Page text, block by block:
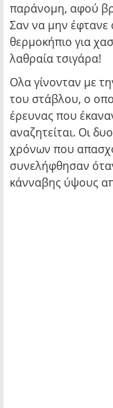
παράνομη, αφού
Σαν να μην έφτανε
θερμοκήπιο για
λαθραία τσιγάρα!
Ολα γίνονταν με
του στάβλου, ο
έρευνας που
αναζητείται. Οι
χρόνων που
συνελήφθησαν
κάνναβης ύψους